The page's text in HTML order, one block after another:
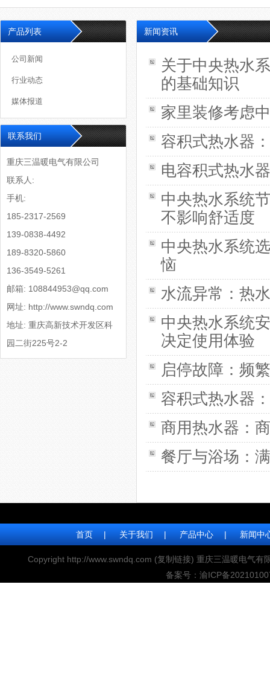
新闻资讯
关于中央热水
的基础知识
家里装修考虑
容积式热水器
电容积式热水
中央热水系统
不影响舒适度
中央热水系统
恼
水流异常：热
中央热水系统
决定使用体验
启停故障：频
容积式热水器
商用热水器：
餐厅与浴场：
产品列表
公司新闻
行业动态
媒体报道
联系我们
重庆三温暖电气有限公司
联系人:
手机:
185-2317-2569
139-0838-4492
189-8320-5860
136-3549-5261
邮箱: 108844953@qq.com
网址: http://www.swndq.com
地址: 重庆高新技术开发区科
园二街225号2-2
首页 | 关于我们 | 产品中心 | 新闻中
Copyright http://www.swndq.com (复制链接) 重庆三温暖电气有
备案号：渝ICP备